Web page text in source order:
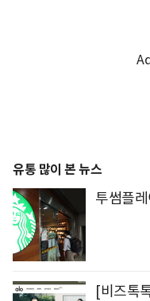
유통 많이 본 뉴스
투썸플
[비즈톡